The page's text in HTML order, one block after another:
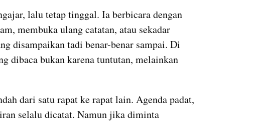
lalu tetap tinggal. Ia berbicara dengan
membuka ulang catatan, atau sekadar
disampaikan tadi benar-benar sampai. Di
dibaca bukan karena tuntutan, melainkan
dari satu rapat ke rapat lain. Agenda padat,
selalu dicatat. Namun jika diminta